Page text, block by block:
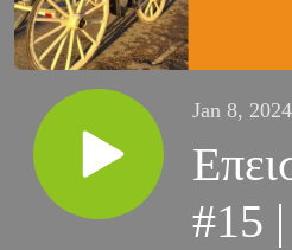
Jan 8, 2024
#15